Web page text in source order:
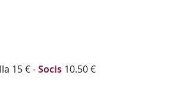
15 € -Socis 10.50 €